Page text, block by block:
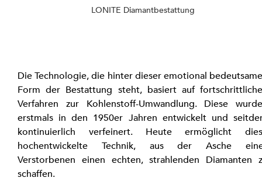
LONITE Diamantbestattung
Die Technologie, die hinter dieser emotional
Form der Bestattung steht, basiert auf
Verfahren zur Kohlenstoff-Umwandlung. Diese
erstmals in den 1950er Jahren entwickelt und
kontinuierlich verfeinert. Heute ermöglicht
hochentwickelte Technik, aus der Asche
Verstorbenen einen echten, strahlenden Diamanten
schaffen.